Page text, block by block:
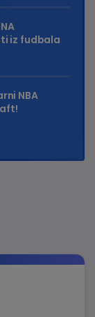
iz fudbala
NBA